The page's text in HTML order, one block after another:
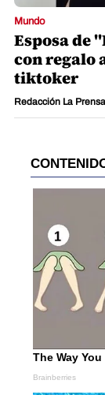
Mundo
Esposa de
con regalo
tiktoker
Redacción La Prensa